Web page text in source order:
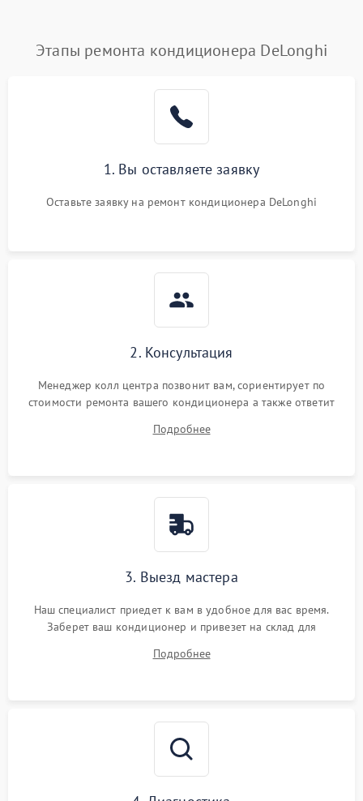
Неисправность
2000 ₽ Подробнее →
1500 ₽
Повреждение корпуса
Этапы ремонта кондиционера DeLonghi
1. Вы оставляете заявку
Оставьте заявку на ремонт кондиционера DeLonghi
2. Консультация
Менеджер колл центра позвонит вам, сориентирует по
стоимости ремонта вашего кондиционера а также ответит
Подробнее
3. Выезд мастера
Наш специалист приедет к вам в удобное для вас время.
Заберет ваш кондиционер и привезет на склад для
Подробнее